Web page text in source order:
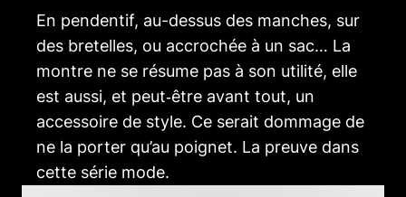
En pendentif, au-dessus des manches, sur
des bretelles, ou accrochée à un sac… La
montre ne se résume pas à son utilité, elle
est aussi, et peut‑être avant tout, un
accessoire de style. Ce serait dommage de
ne la porter qu’au poignet. La preuve dans
cette série mode.